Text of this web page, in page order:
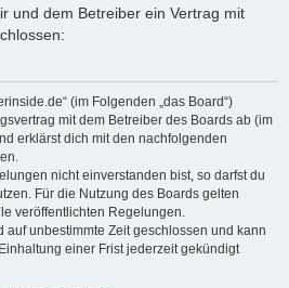
und dem Betreiber ein Vertrag mit
(im Folgenden „das Board“)
mit dem Betreiber des Boards ab (im
erklärst dich mit den nachfolgenden
nicht einverstanden bist, so darfst du
Für die Nutzung des Boards gelten
veröffentlichten Regelungen.
auf unbestimmte Zeit geschlossen und kann
einer Frist jederzeit gekündigt